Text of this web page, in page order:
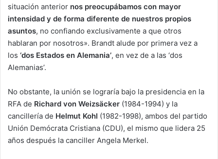
situación anterior nos preocupábamos con mayor
intensidad y de forma diferente de nuestros propios
asuntos, no confiando exclusivamente a que otros
hablaran por nosotros». Brandt alude por primera vez a
los ‘dos Estados en Alemania’, en vez de a las ‘dos
Alemanias’.
No obstante, la unión se lograría bajo la presidencia en la
RFA de Richard von Weizsäcker (1984-1994) y la
cancillería de Helmut Kohl (1982-1998), ambos del partido
Unión Demócrata Cristiana (CDU), el mismo que lidera 25
años después la canciller Angela Merkel.